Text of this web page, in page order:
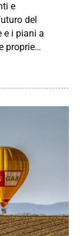
e
del
e i piani a
proprie…